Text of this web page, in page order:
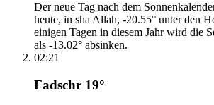
Der neue Tag nach dem
heute, in sha Allah, -20.55° unter den
einigen Tagen in diesem Jahr wird die
als -13.02° absinken.
02:21
Fadschr 19°